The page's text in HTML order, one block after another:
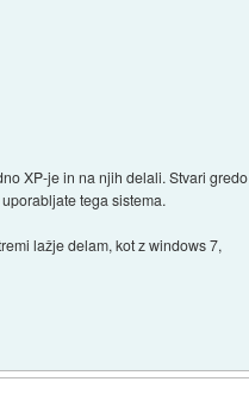
XP-je in na njih delali. Stvari gredo
tega sistema.
lažje delam, kot z windows 7,